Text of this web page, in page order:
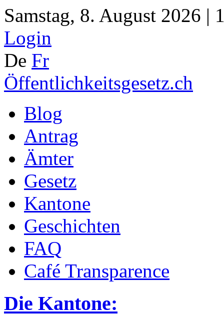
Samstag, 8. August 2026 |
Login
De Fr
Öffentlichkeitsgesetz.ch
Blog
Antrag
Ämter
Gesetz
Kantone
Geschichten
FAQ
Café Transparence
Die Kantone: